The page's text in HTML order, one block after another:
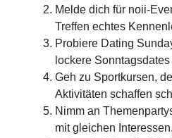
Melde dich für noii-
Treffen echtes
Probiere Dating
lockere
Geh zu Sportkursen,
Aktivitäten schaffen
Nimm an
mit gleichen Interessen.